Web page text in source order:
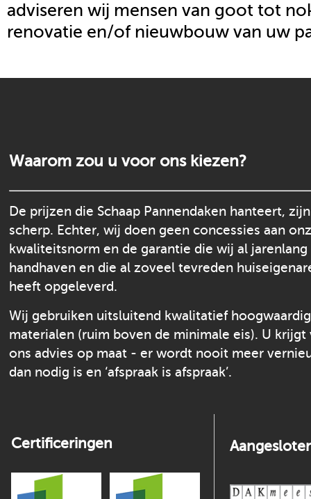
adviseren wij mensen van goot tot
renovatie en/of nieuwbouw van uw
Waarom zou u voor ons kiezen?
De prijzen die Schaap Pannendaken hanteert,
scherp. Echter, wij doen geen concessies aan
kwaliteitsnorm en de garantie die wij al jarenlang
handhaven en die al zoveel tevreden
heeft opgeleverd.
Wij gebruiken uitsluitend kwalitatief
materialen (ruim boven de minimale eis). U krijgt
ons advies op maat - er wordt nooit meer
dan nodig is en ‘afspraak is afspraak’.
Certificeringen